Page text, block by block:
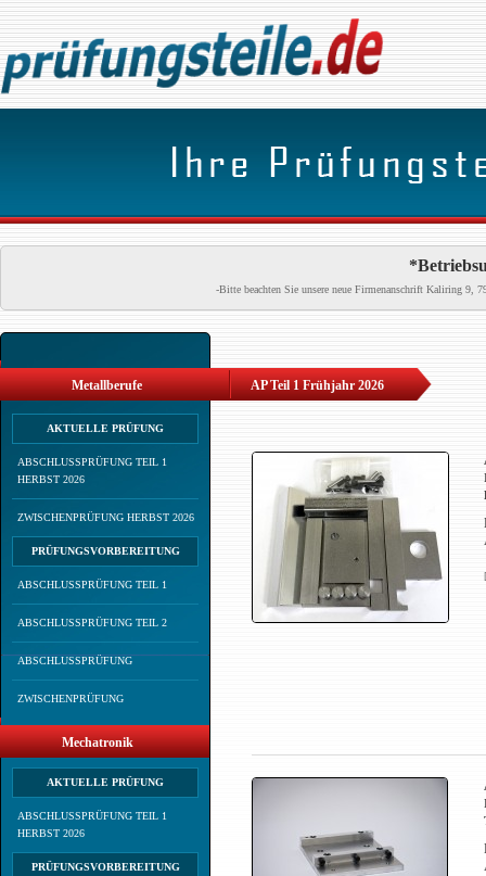
-Bitte beachten Sie unsere neue Firmenanschrift Kaliring 9,
Metallberufe
AKTUELLE PRÜFUNG
ABSCHLUSSPRÜFUNG TEIL 1
HERBST 2026
ZWISCHENPRÜFUNG HERBST 2026
PRÜFUNGSVORBEREITUNG
ABSCHLUSSPRÜFUNG TEIL 1
ABSCHLUSSPRÜFUNG TEIL 2
ABSCHLUSSPRÜFUNG
ZWISCHENPRÜFUNG
Mechatronik
AKTUELLE PRÜFUNG
ABSCHLUSSPRÜFUNG TEIL 1
HERBST 2026
PRÜFUNGSVORBEREITUNG
AP Teil 1 Frühjahr 2026